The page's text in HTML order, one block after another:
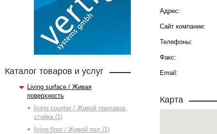
Каталог товаров и услуг
Living surface / Живая
поверхность
living counter / Живой прилавок,
стойка (1)
living floor / Живой пол (1)
Адрес:
Сайт компании:
Телефоны:
Факс:
Email:
Карта